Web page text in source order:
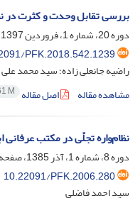
بررسی تقابل وحدت و کثرت در
دوره 20، شماره 1، فروردین 1397، صفحه
PFK.2018.542.1239
راضیه جانعلی زاده؛ سید محمد
مشاهده مقاله
اصل مقاله M
نظام‌واره تجلّی در مکتب عرفانی
دوره 8، شماره 1، آذر 1385، صفحه
10.22091/PFK.2006.280
سید احمد فاضلی